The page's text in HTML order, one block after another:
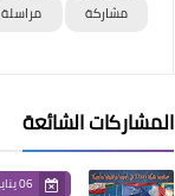
مشاركة مراسلة
المشاركات الشائعة
06 يناير 2024